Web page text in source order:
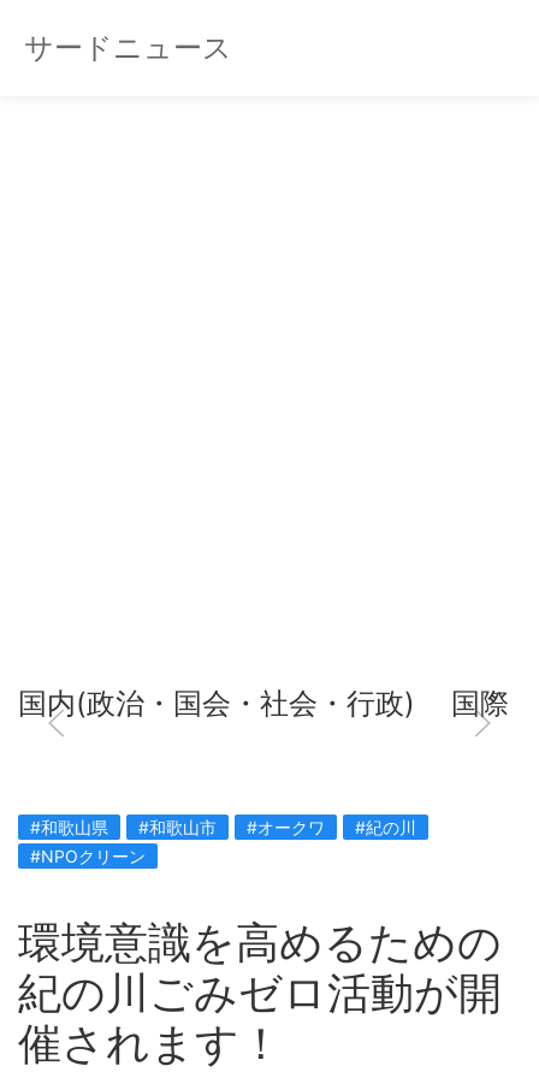
サードニュース
国内(政治・国会・社会・行政) 国際
#和歌山県 #和歌山市 #オークワ
#紀の川
#NPOクリーン
環境意識を高めるための
紀の川ごみゼロ活動が開
催されます！